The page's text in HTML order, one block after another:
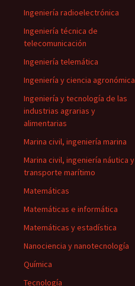
Ingeniería radioelectrónica
Ingeniería técnica de
telecomunicación
Ingeniería telemática
Ingeniería y ciencia agronómica
Ingeniería y tecnología de las
industrias agrarias y
alimentarias
Marina civil, ingeniería marina
Marina civil, ingeniería náutica y
transporte marítimo
Matemáticas
Matemáticas e informática
Matemáticas y estadística
Nanociencia y nanotecnología
Química
Tecnología